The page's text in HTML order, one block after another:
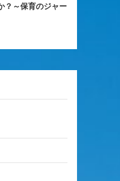
？～保育のジャー